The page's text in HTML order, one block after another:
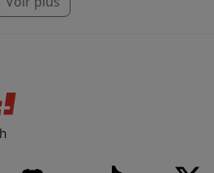
MT4, MT5 et TradeStation.